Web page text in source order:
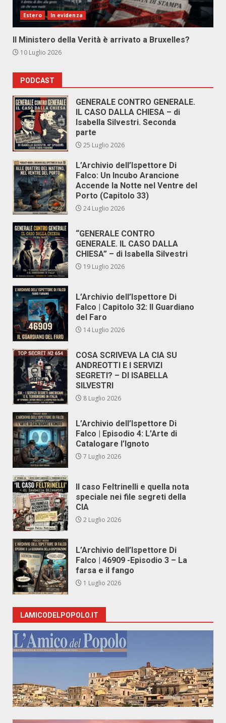
Estero In evidenza
Il Ministero della Verità è arrivato a Bruxelles?
10 Luglio 2026
PODCAST
GENERALE CONTRO GENERALE.
IL CASO DALLA CHIESA – di
Isabella Silvestri. Seconda
parte
25 Luglio 2026
L’Archivio dell’Ispettore Di
Falco: Un Incubo Arancione
Accende la Notte nel Ventre del
Porto (Capitolo 33)
24 Luglio 2026
“GENERALE CONTRO
GENERALE. IL CASO DALLA
CHIESA” – di Isabella Silvestri
19 Luglio 2026
L’Archivio dell’Ispettore Di
Falco | Capitolo 32: Il Guardiano
del Faro
14 Luglio 2026
COSA SCRIVEVA LA CIA SU
ANDREOTTI E I SERVIZI
SEGRETI? – DI ISABELLA
SILVESTRI
8 Luglio 2026
L’Archivio dell’Ispettore Di
Falco | Episodio 4: L’Arte di
Catalogare l’Ignoto
7 Luglio 2026
Il caso Feltrinelli e quella nota
speciale nei file segreti della
CIA
2 Luglio 2026
L’Archivio dell’Ispettore Di
Falco | 46909 -Episodio 3 – La
farsa e il fango
1 Luglio 2026
LAMICODELPOPOLO.IT